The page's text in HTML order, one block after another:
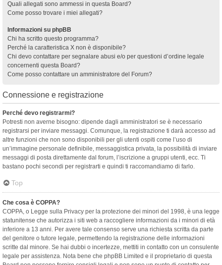
Quali allegati sono ammessi in questa Board?
Come posso trovare i miei allegati?
Informazioni su phpBB
Chi ha scritto questo programma?
Perché la caratteristica X non è disponibile?
Chi devo contattare per segnalare abusi e/o per questioni d’ordine legale
concernenti questa Board?
Come posso contattare un amministratore del Forum?
Connessione e registrazione
Perché devo registrarmi?
Potresti non averne bisogno: dipende dagli amministratori se è necessario
registrarsi per inviare messaggi. Comunque, la registrazione ti darà accesso ad
altre funzioni che non sono disponibili per gli utenti ospiti come l’uso di
un’immagine personale definibile, messaggistica privata, la possibilità di inviare
messaggi di posta direttamente dal forum, l’iscrizione a gruppi utenti, ecc. Ti
bastano pochi secondi per registrarti e quindi ti raccomandiamo di farlo.
Top
Che cosa è COPPA?
COPPA, o Legge sulla Privacy per la protezione dei minori del 1998, è una legge
statunitense che autorizza i siti web a raccogliere informazioni da i minori di età
inferiore a 13 anni. Per avere tale consenso serve una richiesta scritta da parte
del genitore o tutore legale, permettendo la registrazione delle informazioni
scritte dal minore. Se hai dubbi o incertezze, mettiti in contatto con un consulente
legale per assistenza. Nota bene che phpBB Limited e il proprietario di questa